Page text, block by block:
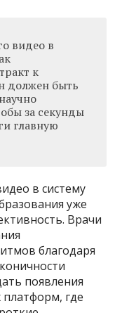
видео в
к
должен быть
за секунды
главную
в систему
уже
Врачи
благодаря
появления
где